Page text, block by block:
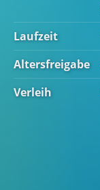
Laufzeit
Altersfreigabe
Verleih